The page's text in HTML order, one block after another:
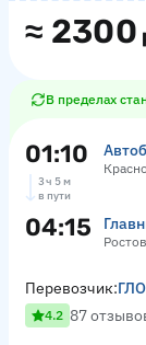
≈ 2300
В пределах
01:10
3 ч 5 м
в пути
04:15
Перевозчик:
4.2 87